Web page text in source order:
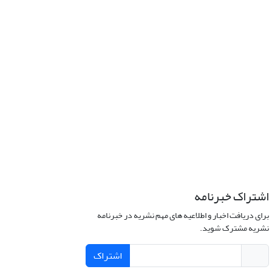
اشتراک خبرنامه
برای دریافت اخبار و اطلاعیه های مهم نشریه در خبرنامه
نشریه مشترک شوید.
اشتراک